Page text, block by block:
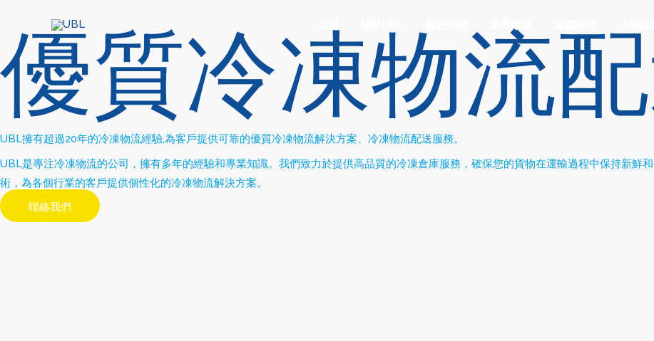
要
優質冷凍物流
UBL擁有超過20年的冷凍物流經驗,為客戶提供可靠的優質冷凍物流解決方案、冷凍物流配送服務。
UBL是專注冷凍物流的公司，擁有多年的經驗和專業知識。我們致力於提供高品質的冷凍倉庫服務，確保您的貨物在運輸過程中保持新鮮
術，為各個行業的客戶提供個性化的冷凍物流解決方案。
聯絡我們